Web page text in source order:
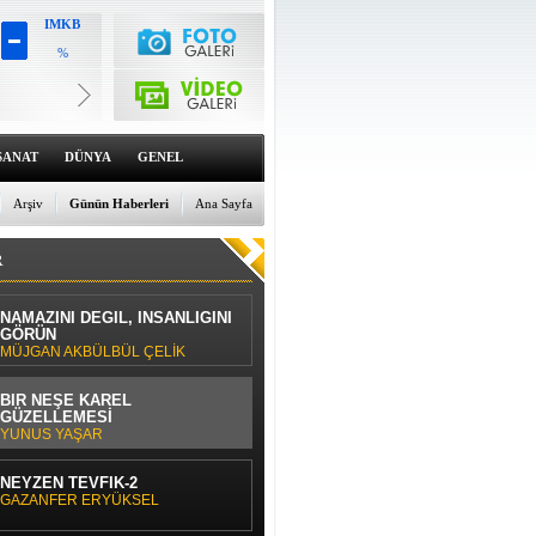
IMKB
%
6659.71
Dolar
47.6791
%0
Euro
55.1258
%0
DÜNYA GENEL
Ana Sayfa
Günün Haberleri
Arşiv
NAMAZINI DEĞİL, İNSANLIĞINI
GÖRÜN
MÜJGAN AKBÜLBÜL ÇELİK
BİR NEŞE KAREL
GÜZELLEMESİ
YUNUS YAŞAR
NEYZEN TEVFİK-2
GAZANFER ERYÜKSEL